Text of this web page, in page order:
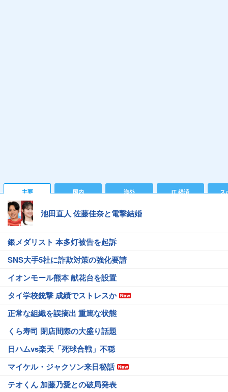
主要 国内 海外 IT 経済 ス
池田直人 佐藤佳奈と電撃結婚
銀メダリスト 本多灯被告を起訴
SNS大手5社に詐欺対策の強化要請
イオンモール熊本 献花台を設置
タイ学校銃撃 成績でストレスか
正常な組織を誤摘出 重篤な状態
くら寿司 閉店間際の大盛り話題
日ハムvs楽天「死球合戦」不穏
マイケル・ジャクソン来日秘話
テオくん 加藤乃愛との破局発表